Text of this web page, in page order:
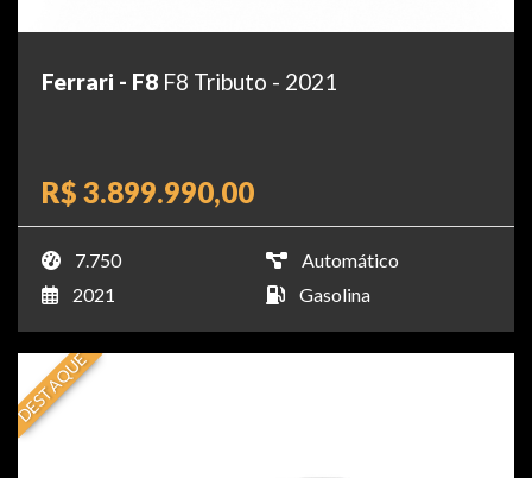
Ferrari - F8 F8 Tributo - 2021
R$ 3.899.990,00
7.750
Automático
2021
Gasolina
DESTAQUE